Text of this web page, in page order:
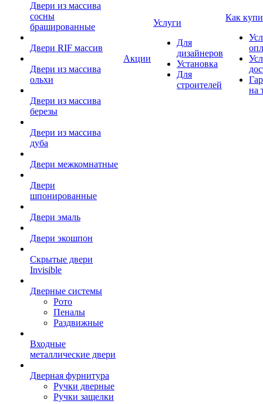
Двери из массива
сосны
брашированные
Двери RIF массив
Двери из массива
ольхи
Двери из массива
березы
Двери из массива
дуба
Двери межкомнатные
Двери
шпонированные
Двери эмаль
Двери экошпон
Скрытые двери
Invisible
Дверные системы
Рото
Пеналы
Раздвижные
Входные
металлические двери
Дверная фурнитура
Ручки дверные
Ручки защелки
Акции
Услуги
Для
дизайнеров
Установка
Для
строителей
Как
на